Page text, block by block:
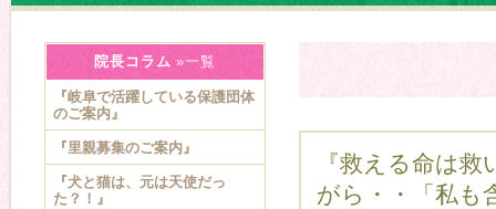
『救える命は
がら・・「私も
院長コラム »一覧
『岐阜で活躍している保護団体
のご案内』
『里親募集のご案内』
『犬と猫は、元は天使だっ
た？！』